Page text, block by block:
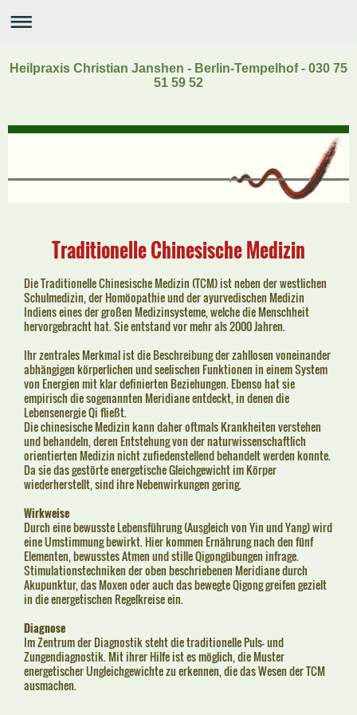
Heilpraxis Christian Janshen - Berlin-Tempelhof - 030 75
51 59 52
TraditionelleChinesische Medizin
Die Traditionelle Chinesische Medizin (TCM) ist neben der westlichen
Schulmedizin, der Homöopathie und der ayurvedischen Medizin
Indiens eines der großen Medizinsysteme, welche die Menschheit
hervorgebracht hat. Sie entstand vor mehr als 2000 Jahren.
Ihr zentrales Merkmal ist die Beschreibung der zahllosen voneinander
abhängigen körperlichen und seelischen Funktionen in einem System
von Energien mit klar definierten Beziehungen. Ebenso hat sie
empirisch die sogenannten Meridiane entdeckt, in denen die
Lebensenergie Qi fließt.
Die chinesische Medizin kann daher oftmals Krankheiten verstehen
und behandeln, deren Entstehung von der naturwissenschaftlich
orientierten Medizin nicht zufiedenstellend behandelt werden konnte.
Da sie das gestörte energetische Gleichgewicht im Körper
wiederherstellt, sind ihre Nebenwirkungen gering.
Wirkweise
Durch eine bewusste Lebensführung (Ausgleich von Yin und Yang) wird
eine Umstimmung bewirkt. Hier kommen Ernährung nach den fünf
Elementen, bewusstes Atmen und stille Qigongübungen infrage.
Stimulationstechniken der oben beschriebenen Meridiane durch
Akupunktur, das Moxen oder auch das bewegte Qigong greifen gezielt
in die energetischen Regelkreise ein.
Diagnose
Im Zentrum der Diagnostik steht die traditionelle Puls- und
Zungendiagnostik. Mit ihrer Hilfe ist es möglich, die Muster
energetischer Ungleichgewichte zu erkennen, die das Wesen der TCM
ausmachen.